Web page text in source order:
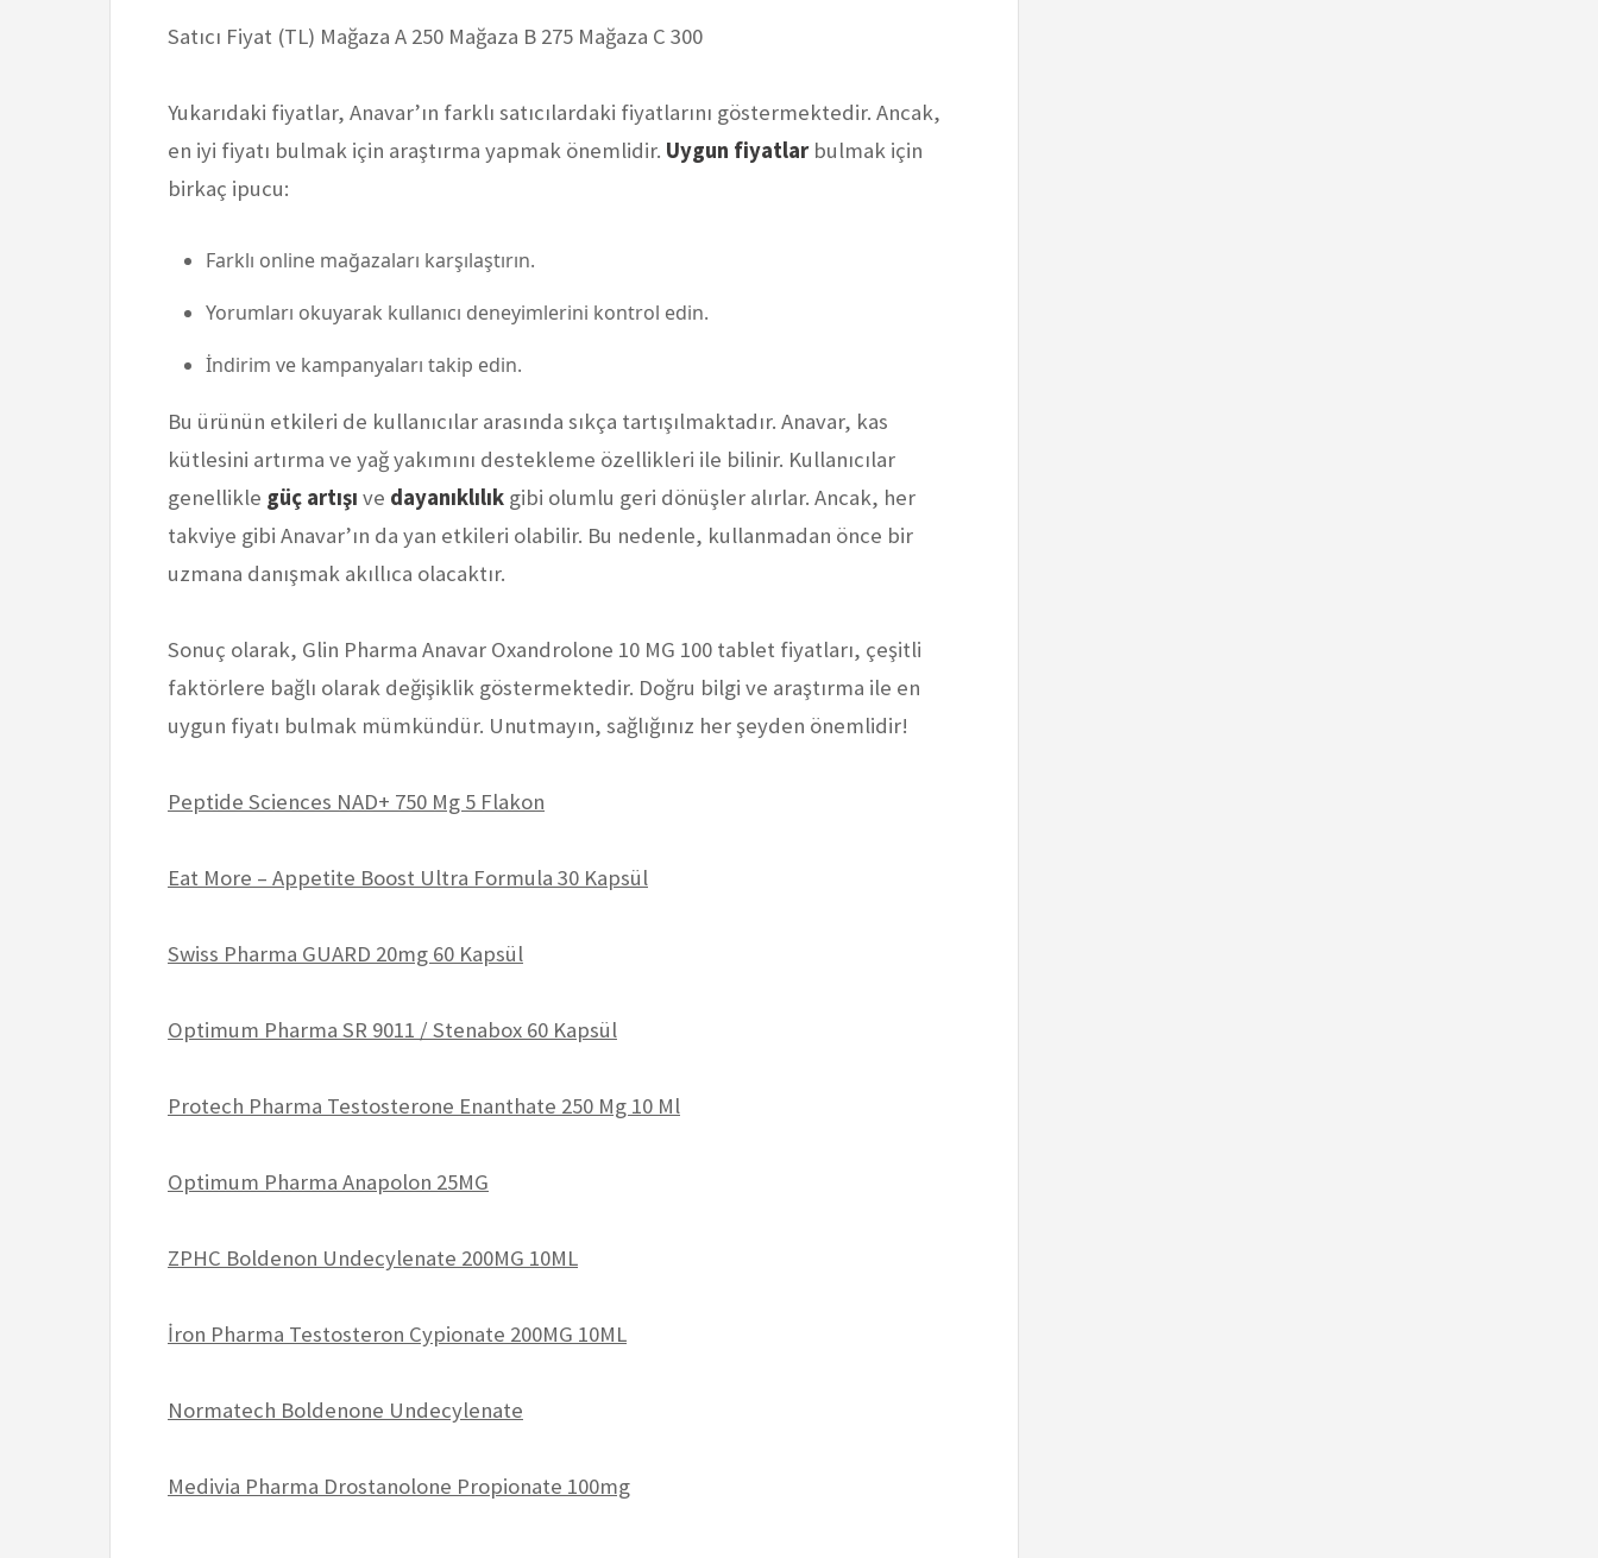
Satıcı Fiyat (TL) Mağaza A 250 Mağaza B 275 Mağaza C 300
Yukarıdaki fiyatlar, Anavar’ın farklı satıcılardaki fiyatlarını göstermektedir. Ancak,
en iyi fiyatı bulmak için araştırma yapmak önemlidir. Uygun fiyatlarbulmak için
birkaç ipucu:
Farklı online mağazaları karşılaştırın.
Yorumları okuyarak kullanıcı deneyimlerini kontrol edin.
İndirim ve kampanyaları takip edin.
Bu ürünün etkileri de kullanıcılar arasında sıkça tartışılmaktadır. Anavar, kas
kütlesini artırma ve yağ yakımını destekleme özellikleri ile bilinir. Kullanıcılar
genellikle güç artışı ve dayanıklılık gibi olumlu geri dönüşler alırlar. Ancak, her
takviye gibi Anavar’ın da yan etkileri olabilir. Bu nedenle, kullanmadan önce bir
uzmana danışmak akıllıca olacaktır.
Sonuç olarak, Glin Pharma Anavar Oxandrolone 10 MG 100 tablet fiyatları, çeşitli
faktörlere bağlı olarak değişiklik göstermektedir. Doğru bilgi ve araştırma ile en
uygun fiyatı bulmak mümkündür. Unutmayın, sağlığınız her şeyden önemlidir!
Peptide Sciences NAD+ 750 Mg 5 Flakon
Eat More – Appetite Boost Ultra Formula 30 Kapsül
Swiss Pharma GUARD 20mg 60 Kapsül
Optimum Pharma SR 9011 / Stenabox 60 Kapsül
Protech Pharma Testosterone Enanthate 250 Mg 10 Ml
Optimum Pharma Anapolon 25MG
ZPHC Boldenon Undecylenate 200MG 10ML
İron Pharma Testosteron Cypionate 200MG 10ML
Normatech Boldenone Undecylenate
Medivia Pharma Drostanolone Propionate 100mg